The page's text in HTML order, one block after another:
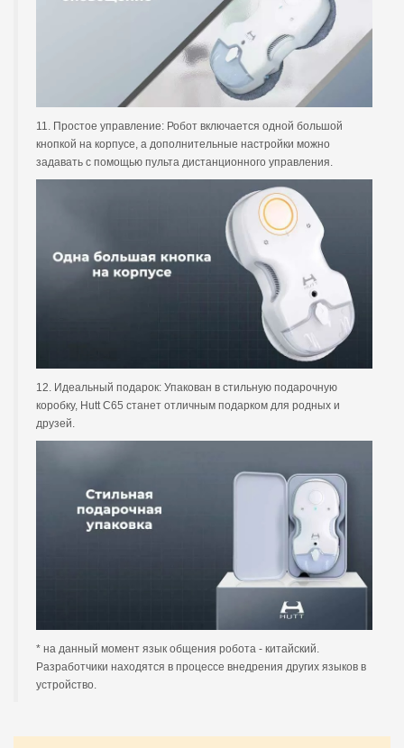
11. Простое управление: Робот включается одной большой
кнопкой на корпусе, а дополнительные настройки можно
задавать с помощью пульта дистанционного управления.
12. Идеальный подарок: Упакован в стильную подарочную
коробку, Hutt C65 станет отличным подарком для родных и
друзей.
* на данный момент язык общения робота - китайский.
Разработчики находятся в процессе внедрения других языков в
устройство.